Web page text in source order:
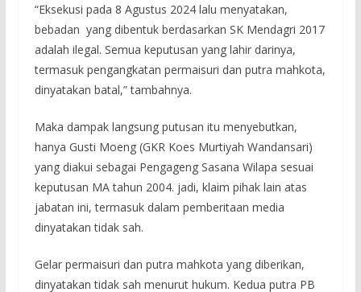
“Eksekusi pada 8 Agustus 2024 lalu menyatakan,
bebadan yang dibentuk berdasarkan SK Mendagri 2017
adalah ilegal. Semua keputusan yang lahir darinya,
termasuk pengangkatan permaisuri dan putra mahkota,
dinyatakan batal,” tambahnya.
Maka dampak langsung putusan itu menyebutkan,
hanya Gusti Moeng (GKR Koes Murtiyah Wandansari)
yang diakui sebagai Pengageng Sasana Wilapa sesuai
keputusan MA tahun 2004. jadi, klaim pihak lain atas
jabatan ini, termasuk dalam pemberitaan media
dinyatakan tidak sah.
Gelar permaisuri dan putra mahkota yang diberikan,
dinyatakan tidak sah menurut hukum. Kedua putra PB